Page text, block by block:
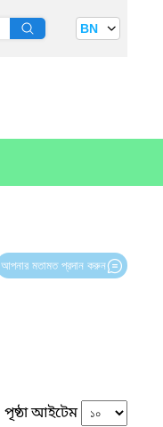
BN
আপনার মতামত প্রদান করুন
পৃষ্ঠা আইটেম